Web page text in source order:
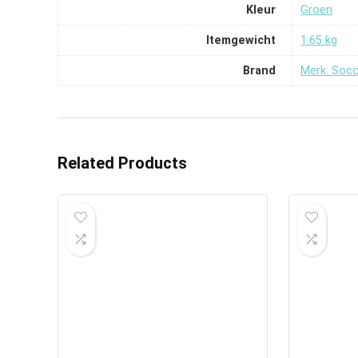
Kleur ‎Groen
Itemgewicht ‎1.65 kg
Brand Merk:
Related Products